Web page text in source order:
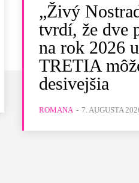
„Živý
tvrdí, že dve
na rok 2026
TRETIA
desivejšia
ROMANA - 7. AUGUSTA